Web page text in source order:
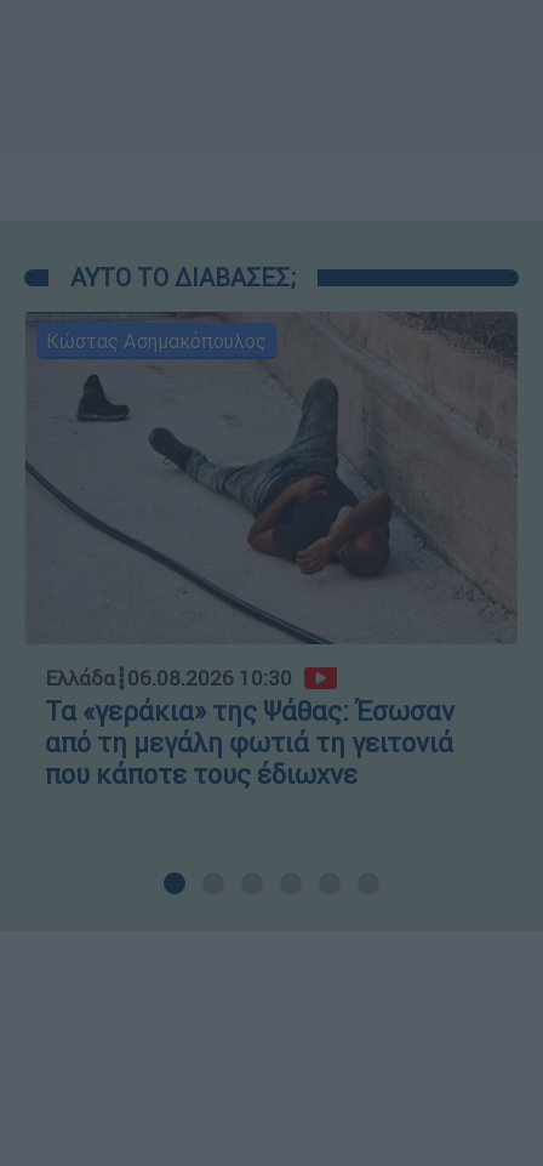
ΑΥΤΟ ΤΟ ΔΙΑΒΑΣΕΣ;
Κώστας Ασημακόπουλος
Ελλάδα┋06.08.2026 10:30
Τα «γεράκια» της Ψάθας: Έσωσαν
από τη μεγάλη φωτιά τη γειτονιά
που κάποτε τους έδιωχνε